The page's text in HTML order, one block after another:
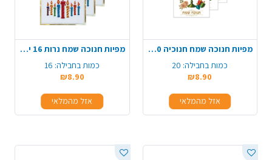
מפיות חנוכה שמח חנוכיה 20 יח' - לבן
כמות בחבילה: 20
₪8.90
אזל מהמלאי
מפיות חנוכה שמח נרות 16 יח' - לבן
כמות בחבילה: 16
₪8.90
אזל מהמלאי